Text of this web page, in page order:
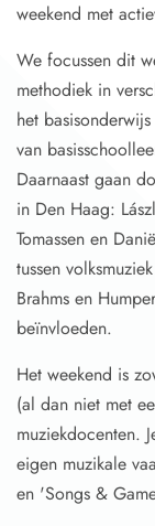
weekend met
We focussen dit
methodiek in
het
van
Daarnaast gaan
in Den Haag:
Tomassen en
tussen
Brahms en
beïnvloeden.
Het weekend is
(al dan niet met
muziekdocenten.
eigen muzikale
en 'Songs &